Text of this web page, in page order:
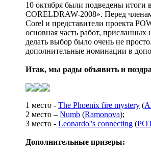
10 октября были подведены итоги
CORELDRAW-2008». Перед
Corel и представители проекта
основная часть работ,
делать выбор было очень не
дополнительные номинации в
Итак, мы рады объявить и
1 место - The Phoenix fire mystery (
2 место – Numb (Ramonova);
3 место - Leonardo''s connecting (
Дополнительные призеры: